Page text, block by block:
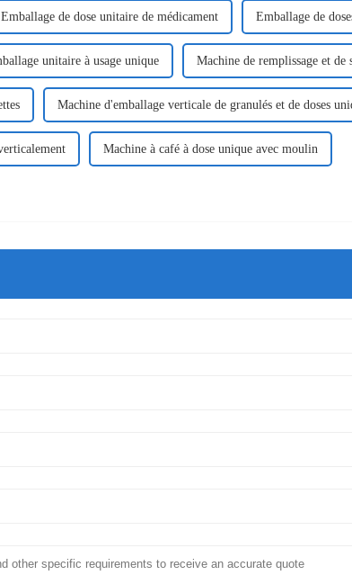
Emballage de dose unitaire de médicament Emballage de
unitaire à usage unique Machine de remplissage et de
Machine d'emballage verticale de granulés et de doses
Machine à café à dose unique avec moulin